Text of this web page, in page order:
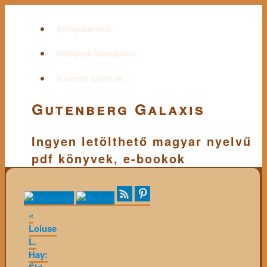
Könyvkereső
Könyvek témakörei
Kiemelt szerzők
Gutenberg Galaxis
Ingyen letölthető magyar nyelvű
pdf könyvek, e-bookok
«
Loiuse
L.
Hay: